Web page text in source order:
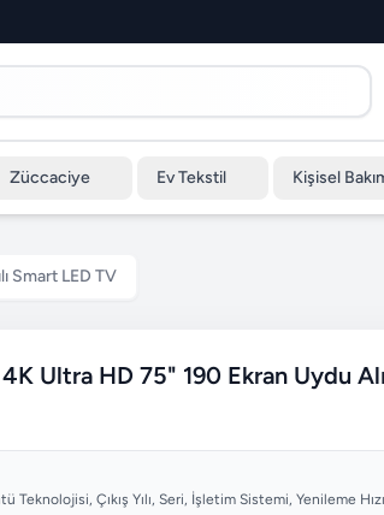
Züccaciye Ev Tekstil Kişisel
Smart LED TV
Ultra HD 75" 190 Ekran Uydu
Çıkış Yılı, Seri, İşletim Sistemi, Yenileme